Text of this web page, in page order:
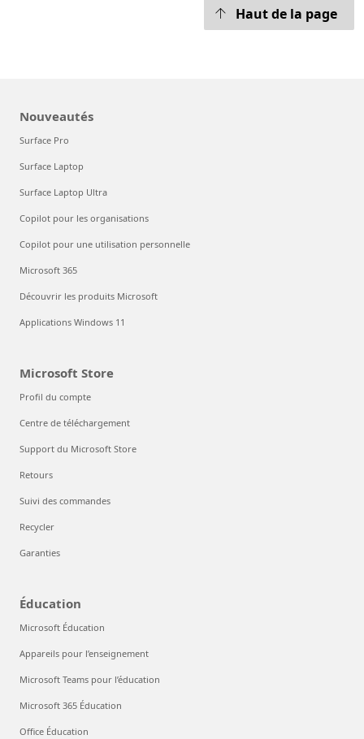
Haut de la page
Nouveautés
Surface Pro
Surface Laptop
Surface Laptop Ultra
Copilot pour les organisations
Copilot pour une utilisation personnelle
Microsoft 365
Découvrir les produits Microsoft
Applications Windows 11
Microsoft Store
Profil du compte
Centre de téléchargement
Support du Microsoft Store
Retours
Suivi des commandes
Recycler
Garanties
Éducation
Microsoft Éducation
Appareils pour l’enseignement
Microsoft Teams pour l’éducation
Microsoft 365 Éducation
Office Éducation